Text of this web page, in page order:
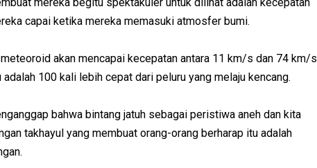
capai ketika mereka memasuki atmosfer bumi.
akan mencapai kecepatan antara 11 km/s dan 74 km/s
100 kali lebih cepat dari peluru yang melaju kencang.
bahwa bintang jatuh sebagai peristiwa aneh dan kita
takhayul yang membuat orang-orang berharap itu adalah